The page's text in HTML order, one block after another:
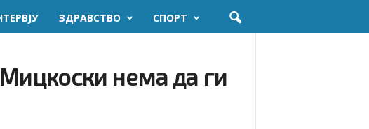
ЗДРАВСТВО СПОРТ
нема да ги